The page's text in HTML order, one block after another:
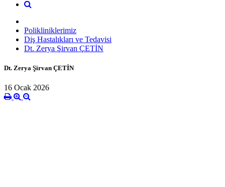
Polikliniklerimiz
Diş Hastalıkları ve Tedavisi
Dt. Zerya Şirvan ÇETİN
Dt. Zerya Şirvan ÇETİN
16 Ocak 2026